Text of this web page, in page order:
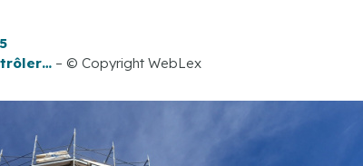
– © Copyright WebLex